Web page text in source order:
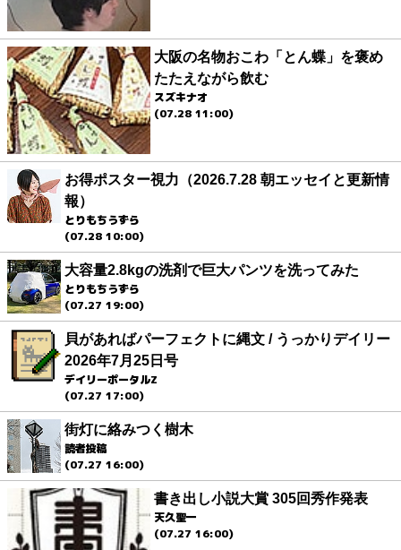
大阪の名物おこわ「とん蝶」を褒め
たたえながら飲む
スズキナオ
(07.28 11:00)
お得ポスター視力（2026.7.28 朝エッセイと更新情
報）
とりもちうずら
(07.28 10:00)
大容量2.8kgの洗剤で巨大パンツを洗ってみた
とりもちうずら
(07.27 19:00)
貝があればパーフェクトに縄文 / うっかりデイリー
2026年7月25日号
デイリーポータルZ
(07.27 17:00)
街灯に絡みつく樹木
読者投稿
(07.27 16:00)
書き出し小説大賞 305回秀作発表
天久聖一
(07.27 16:00)